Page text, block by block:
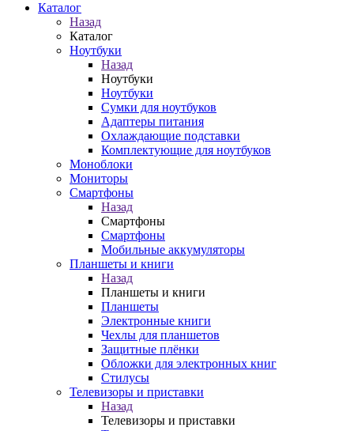
Каталог
Назад
Каталог
Ноутбуки
Назад
Ноутбуки
Ноутбуки
Сумки для ноутбуков
Адаптеры питания
Охлаждающие подставки
Комплектующие для ноутбуков
Моноблоки
Мониторы
Смартфоны
Назад
Смартфоны
Смартфоны
Мобильные аккумуляторы
Планшеты и книги
Назад
Планшеты и книги
Планшеты
Электронные книги
Чехлы для планшетов
Защитные плёнки
Обложки для электронных книг
Стилусы
Телевизоры и приставки
Назад
Телевизоры и приставки